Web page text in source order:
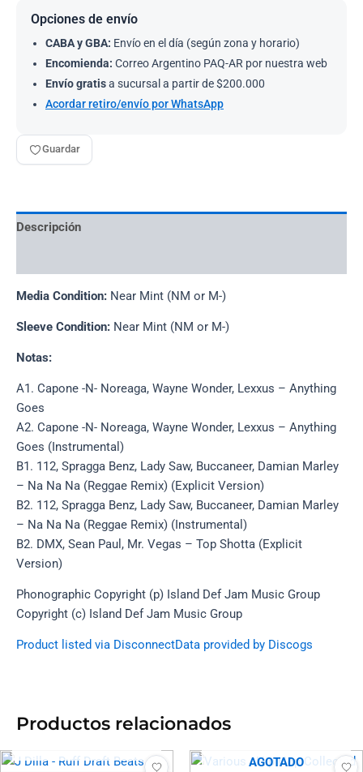
Opciones de envío
CABA y GBA: Envío en el día (según zona y horario)
Encomienda: Correo Argentino PAQ-AR por nuestra web
Envío gratisa sucursal a partir de $200.000
Acordar retiro/envío por WhatsApp
Guardar
Descripción
Media Condition: Near Mint (NM or M-)
Sleeve Condition: Near Mint (NM or M-)
Notas:
A1. Capone -N- Noreaga, Wayne Wonder, Lexxus – Anything
Goes
A2. Capone -N- Noreaga, Wayne Wonder, Lexxus – Anything
Goes (Instrumental)
B1. 112, Spragga Benz, Lady Saw, Buccaneer, Damian Marley
– Na Na Na (Reggae Remix) (Explicit Version)
B2. 112, Spragga Benz, Lady Saw, Buccaneer, Damian Marley
– Na Na Na (Reggae Remix) (Instrumental)
B2. DMX, Sean Paul, Mr. Vegas – Top Shotta (Explicit
Version)
Phonographic Copyright (p) Island Def Jam Music Group
Copyright (c) Island Def Jam Music Group
Product listed via DisconnectData provided by Discogs
Productos relacionados
AGOTADO